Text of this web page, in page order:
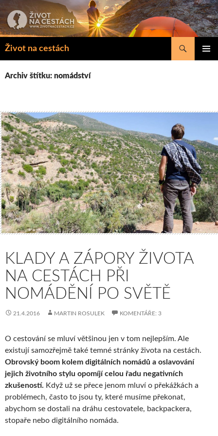
k
obsahu
Život na cestách
Hledat
Archiv štítku: nomádství
KLADY A ZÁPORY ŽIVOTA
NA CESTÁCH PŘI
NOMÁDĚNÍ PO SVĚTĚ
21.4.2016 MARTIN ROSULEK KOMENTÁŘE: 3
O cestování se mluví většinou jen v tom nejlepším. Ale
existují samozřejmě také temné stránky života na cestách.
Obrovský boom kolem digitálních nomádů a oslavování
jejich životního stylu opomíjí celou řadu negativních
zkušeností. Když už se přece jenom mluví o překážkách a
problémech, často to jsou ty, které musíme překonat,
abychom se dostali na dráhu cestovatele, backpackera,
stopaře nebo digitálního nomáda.